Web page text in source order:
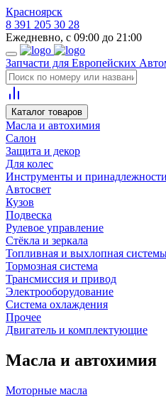
Красноярск
8 391 205 30 28
Ежедневно, с 09:00 до 21:00
Запчасти для Европейских
Каталог товаров
Масла и автохимия
Салон
Защита и декор
Для колес
Инструменты и принадлежности
Автосвет
Кузов
Подвеска
Рулевое управление
Стёкла и зеркала
Топливная и выхлопная
Тормозная система
Трансмиссия и привод
Электрооборудование
Система охлаждения
Прочее
Двигатель и комплектующие
Масла и автохимия
Моторные масла